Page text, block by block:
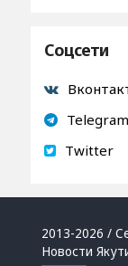
Соцсети
Telegram
Twitter
2013-2026 /
Новости